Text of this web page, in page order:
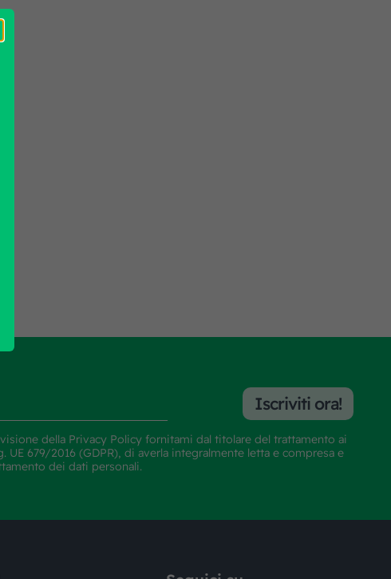
della Privacy Policy fornitami dal titolare del trattamento ai
UE 679/2016 (GDPR), di averla integralmente letta e compresa e
dei dati personali.
Iscriviti ora!